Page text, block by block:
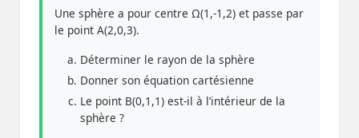
Une sphère a pour centre Ω(1,-1,2) et passe par
le point A(2,0,3).
Déterminer le rayon de la sphère
Donner son équation cartésienne
Le point B(0,1,1) est-il à l’intérieur de la
sphère ?